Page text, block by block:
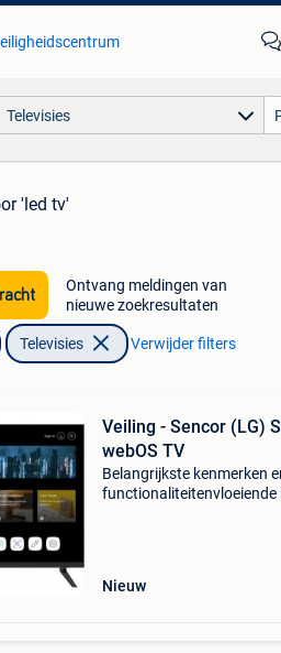
Televisies
'led tv'
Ontvang meldingen van
nieuwe zoekresultaten
Televisies Verwijder filters
Veiling - Sencor (LG)
webOS TV
Belangrijkste kenmerken
Nieuw